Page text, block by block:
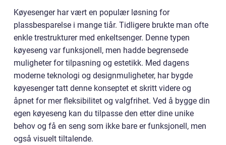
Køyesenger har vært en populær løsning for
plassbesparelse i mange tiår. Tidligere brukte man ofte
enkle trestrukturer med enkeltsenger. Denne typen
køyeseng var funksjonell, men hadde begrensede
muligheter for tilpasning og estetikk. Med dagens
moderne teknologi og designmuligheter, har bygde
køyesenger tatt denne konseptet et skritt videre og
åpnet for mer fleksibilitet og valgfrihet. Ved å bygge din
egen køyeseng kan du tilpasse den etter dine unike
behov og få en seng som ikke bare er funksjonell, men
også visuelt tiltalende.